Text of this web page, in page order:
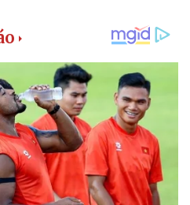
Thị trường
Giá vàng
Tiêu dùng
Tỷ giá
Chứng khoán
Giá cà phê